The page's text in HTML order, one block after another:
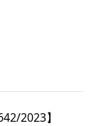
2023】